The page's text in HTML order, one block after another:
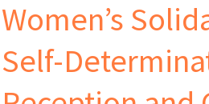
Women’s
Self-
for
Education
and
Self-
Determination